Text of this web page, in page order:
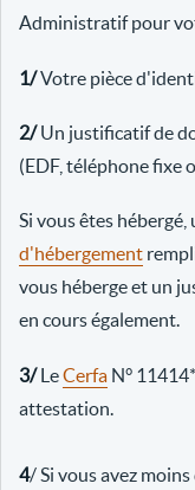
Administratif pour
1/Votre pièce
2/Un justificatif de
(EDF, téléphone fixe
Si vous êtes hébergé,
d'hébergement
vous héberge et un
en cours également.
3/LeCerfa N°
attestation.
4/ Si vous avez